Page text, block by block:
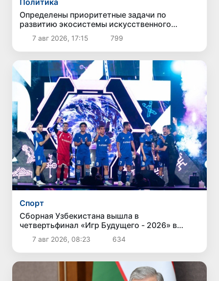
Определены приоритетные задачи по
развитию экосистемы искусственного
интеллекта
7 авг 2026, 17:15 799
Спорт
Сборная Узбекистана вышла в
четвертьфинал «Игр Будущего - 2026» в
Астане
7 авг 2026, 08:23 634